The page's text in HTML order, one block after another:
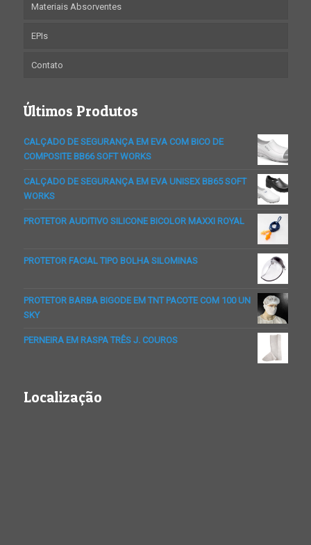
Materiais Absorventes
EPIs
Contato
Últimos Produtos
CALÇADO DE SEGURANÇA EM EVA COM BICO DE
COMPOSITE BB66 SOFT WORKS
CALÇADO DE SEGURANÇA EM EVA UNISEX BB65 SOFT
WORKS
PROTETOR AUDITIVO SILICONE BICOLOR MAXXI ROYAL
PROTETOR FACIAL TIPO BOLHA SILOMINAS
PROTETOR BARBA BIGODE EM TNT PACOTE COM 100 UN
SKY
PERNEIRA EM RASPA TRÊS J. COUROS
Localização